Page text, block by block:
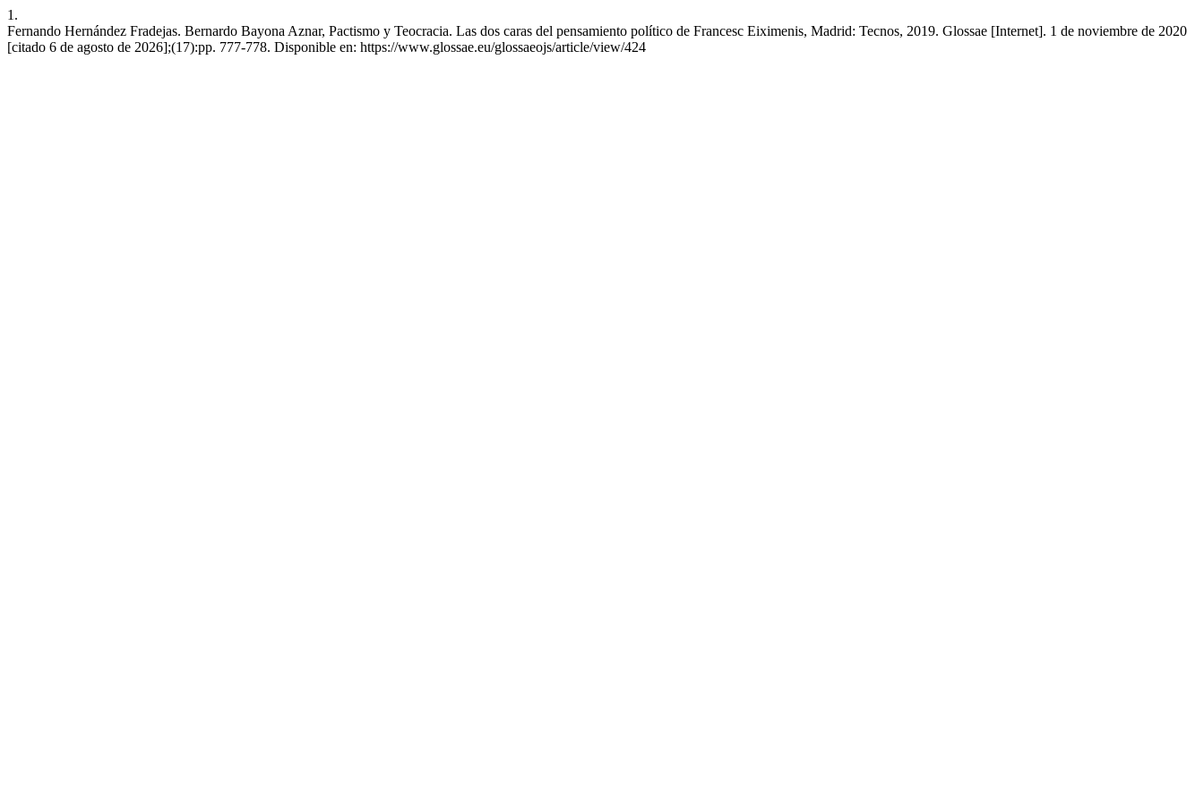
1.
Fernando Hernández Fradejas. Bernardo Bayona Aznar, Pactismo y Teocracia. Las dos caras del pensamiento político de Francesc Eiximenis, Madrid: Tecnos, 2019. Glossae [Internet]. 1 de noviembre de 2020
[citado 6 de agosto de 2026];(17):pp. 777-778. Disponible en: https://www.glossae.eu/glossaeojs/article/view/424